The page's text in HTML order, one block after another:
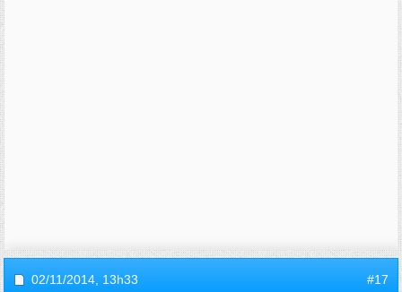
02/11/2014, 13h33 #17